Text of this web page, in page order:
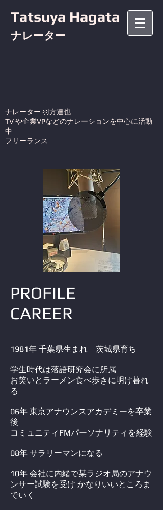
Tatsuya Hagata
ナレーター
ナレーター 羽方達也
TV や企業VPなどのナレーションを中心に活動
中
フリーランス
PROFILE
CAREER
1981年 千葉県生まれ 茨城県育ち
学生時代は落語研究会に所属
お笑いとラーメン食べ歩きに明け暮れ
る
06年 東京アナウンスアカデミーを卒業
後
コミュニティFMパーソナリティを経験
08年 サラリーマンになる
10年 会社に内緒で某ラジオ局のアナウ
ンサー試験を受け​ かなりいいところま
でいく